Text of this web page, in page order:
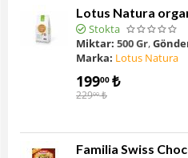
Lotus Natura
Stokta
Miktar: 500 Gr,
Marka: Lotus Natura
19900 ₺
22900 ₺
Familia Swiss